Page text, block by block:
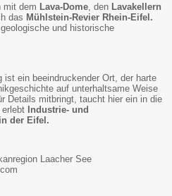
mit dem Lava-Dome , den Lavakellern
das Mühlstein-Revier Rhein-Eifel.
und historische
ist ein beeindruckender Ort, der harte
auf unterhaltsame Weise
Details mitbringt, taucht hier ein in die
Industrie- und
der Eifel.
Laacher See